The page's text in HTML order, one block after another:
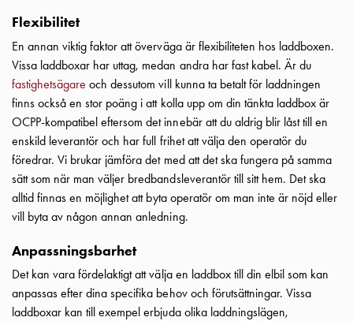
Ordlista
Skillnaden
på
AC-
laddning
och
inte
Flexibilitet
En annan viktig faktor att överväga är flexibiliteten hos laddboxen.
Vissa laddboxar har uttag, medan andra har fast kabel. Är du
fastighetsägareoch dessutom vill kunna ta betalt för laddningen
finns också en stor poäng i att kolla upp om din tänkta laddbox är
OCPP-kompatibel eftersom det innebär att du aldrig blir låst till en
enskild leverantör och har full frihet att välja den operatör du
föredrar. Vi brukar jämföra det med att det ska fungera på samma
sätt som när man väljer bredbandsleverantör till sitt hem. Det ska
alltid finnas en möjlighet att byta operatör om man inte är nöjd eller
vill byta av någon annan anledning.
Anpassningsbarhet
Det kan vara fördelaktigt att välja en laddbox till din elbil som kan
anpassas efter dina specifika behov och förutsättningar. Vissa
laddboxar kan till exempel erbjuda olika laddningslägen,